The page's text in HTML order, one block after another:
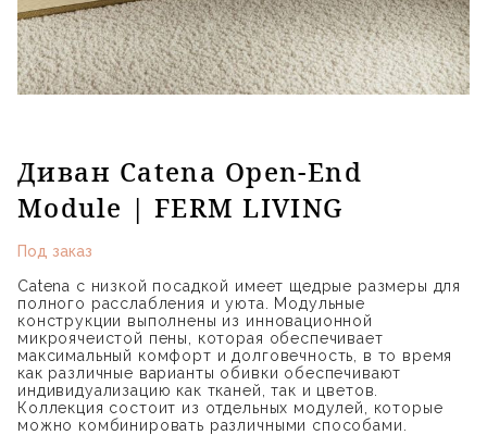
Диван Catena Open-End
Module | FERM LIVING
Под заказ
Catena с низкой посадкой имеет щедрые размеры для
полного расслабления и уюта. Модульные
конструкции выполнены из инновационной
микроячеистой пены, которая обеспечивает
максимальный комфорт и долговечность, в то время
как различные варианты обивки обеспечивают
индивидуализацию как тканей, так и цветов.
Коллекция состоит из отдельных модулей, которые
можно комбинировать различными способами.